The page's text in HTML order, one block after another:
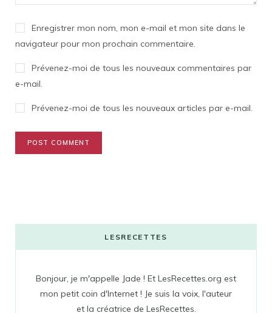
Enregistrer mon nom, mon e-mail et mon site dans le
navigateur pour mon prochain commentaire.
Prévenez-moi de tous les nouveaux commentaires par
e-mail.
Prévenez-moi de tous les nouveaux articles par e-mail.
LESRECETTES
Bonjour, je m'appelle Jade ! Et LesRecettes.org est
mon petit coin d'Internet ! Je suis la voix, l'auteur
et la créatrice de LesRecettes.